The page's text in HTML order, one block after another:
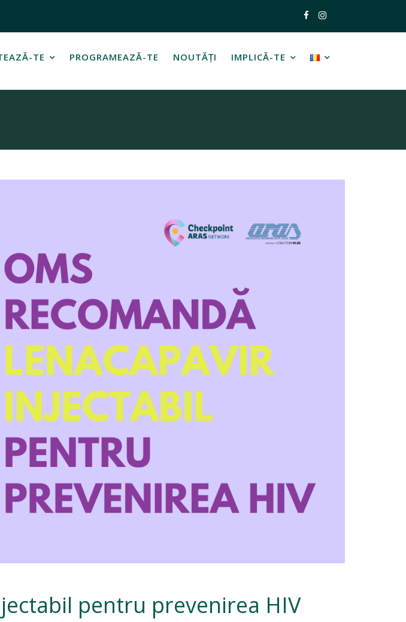
TE PROGRAMEAZĂ-TE NOUTĂȚI IMPLICĂ-TE
pentru prevenirea HIV